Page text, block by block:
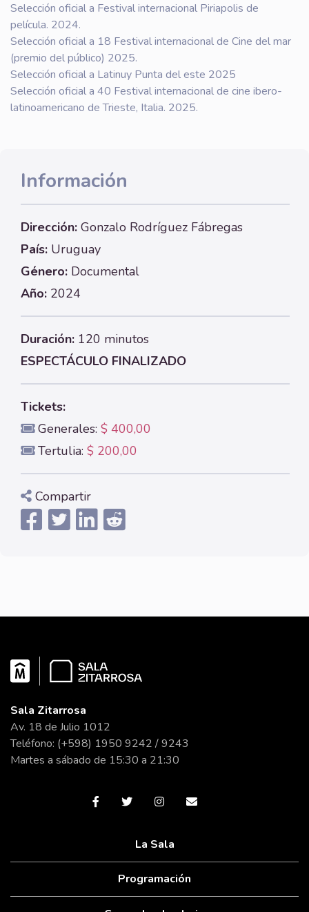
Selección oficial a Festival internacional Piriapolis de
película. 2024.
Selección oficial a 18 Festival internacional de Cine del mar
(premio del público) 2025.
Selección oficial a Latinuy Punta del este 2025
Selección oficial a 40 Festival internacional de cine ibero-
latinoamericano de Trieste, Italia. 2025.
Información
Dirección: Gonzalo Rodríguez Fábregas
País: Uruguay
Género: Documental
Año: 2024
Duración: 120 minutos
ESPECTÁCULO FINALIZADO
Tickets:
Generales: $ 400,00
Tertulia: $ 200,00
Compartir
Sala Zitarrosa
Av. 18 de Julio 1012
Teléfono: (+598) 1950 9242 / 9243
Martes a sábado de 15:30 a 21:30
La Sala
Programación